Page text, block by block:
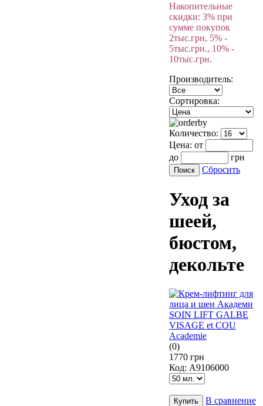
Накопительные
скидки: 3% при
сумме покупок
2тыс.грн, 5% -
5тыс.грн., 10% -
10тыс.грн.
Производитель:
Сортировка:
Количество:
Цена: от
до
грн
Сбросить
Уход за
шеей,
бюстом,
декольте
(0)
1770 грн
Код: А9106000
В сравнение